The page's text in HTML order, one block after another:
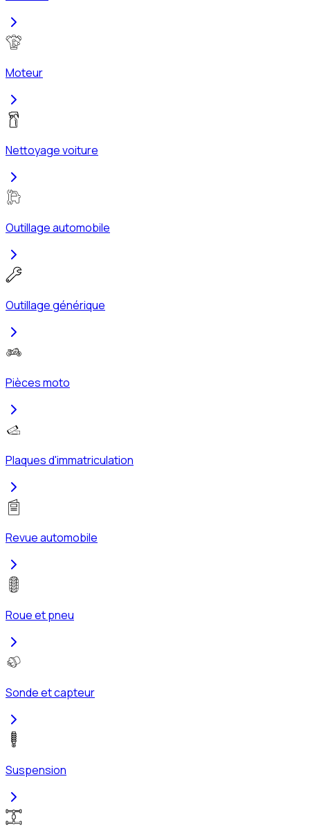
Moteur
Nettoyage voiture
Outillage automobile
Outillage générique
Pièces moto
Plaques d'immatriculation
Revue automobile
Roue et pneu
Sonde et capteur
Suspension